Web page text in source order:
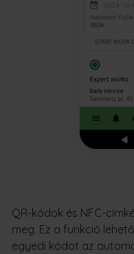
QR-kódok és NFC-
meg. Ez a funkció
egyedi kódot az